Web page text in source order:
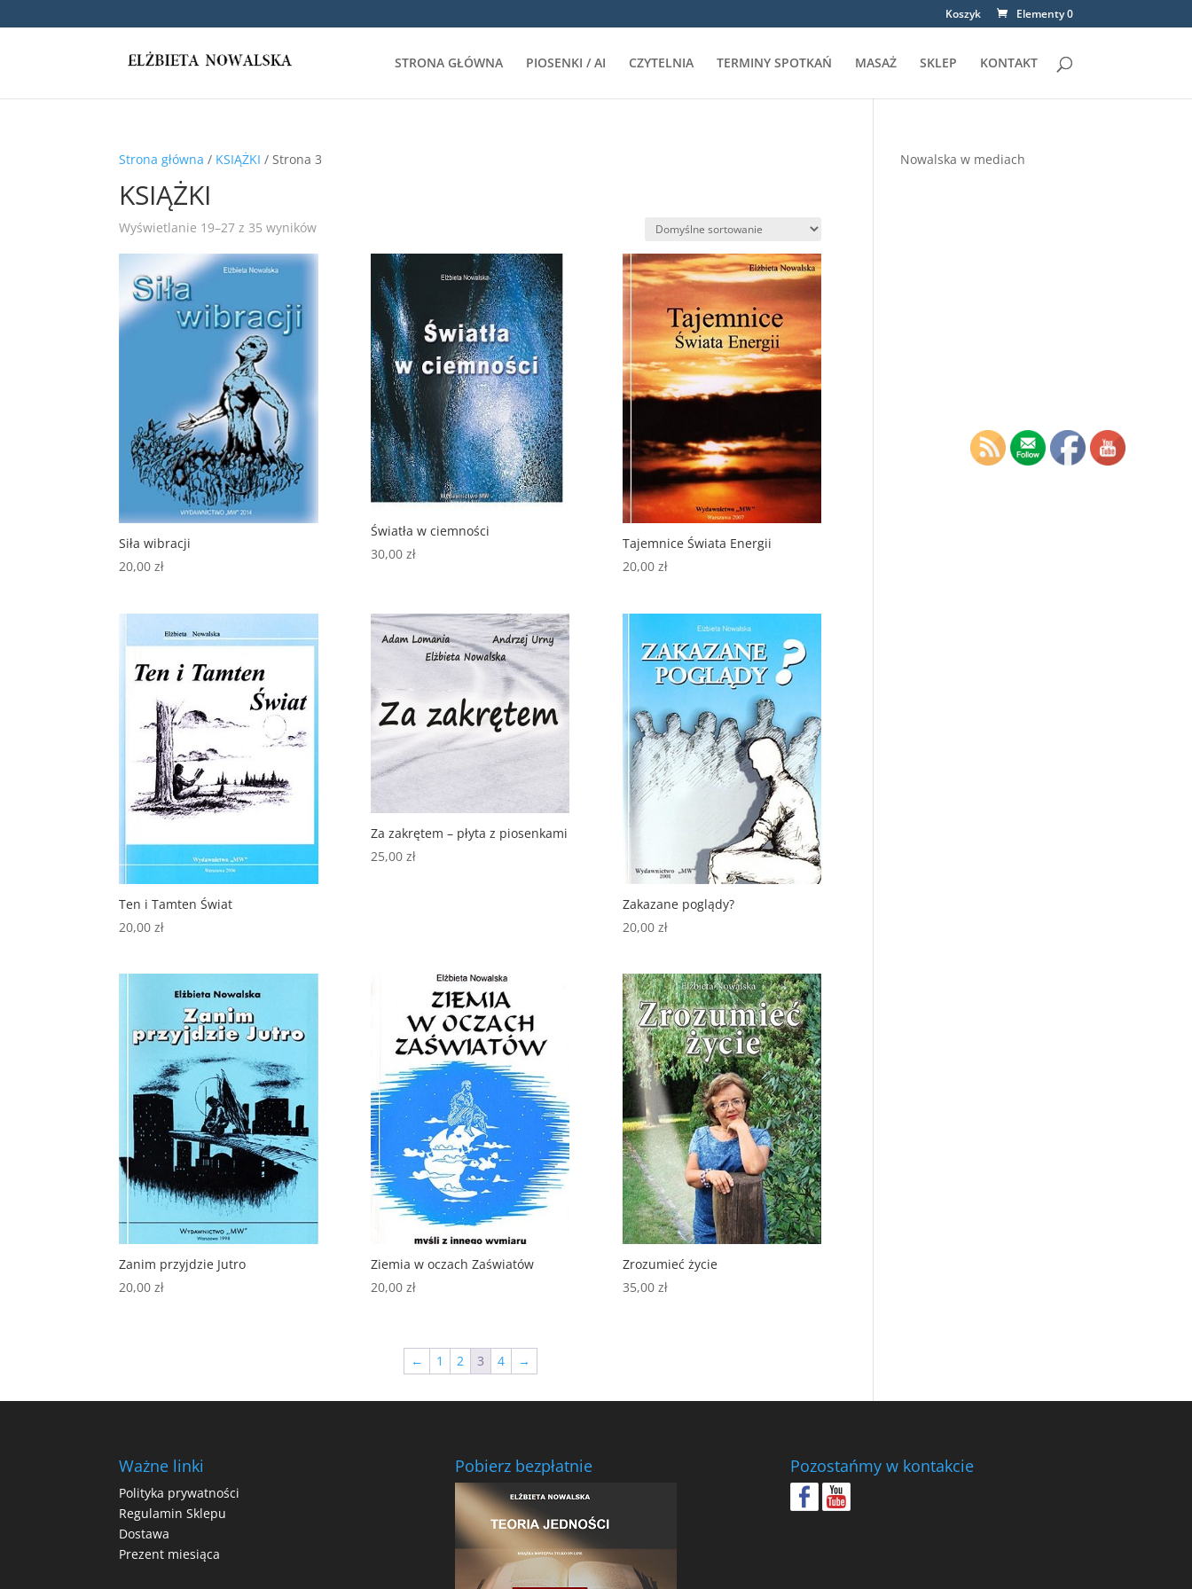
Koszyk Elementy 0
STRONA GŁÓWNA PIOSENKI / AI CZYTELNIA TERMINY SPOTKAŃ MASAŻ SKLEP KONTAKT
Strona główna / KSIĄŻKI / Strona 3
KSIĄŻKI
Wyświetlanie 19–27 z 35 wyników
Siła wibracji
20,00zł
Światła w ciemności
30,00 zł
Tajemnice Świata Energii
20,00 zł
Ten i Tamten Świat
20,00zł
Za zakrętem – płyta z piosenkami
25,00 zł
Zakazane poglądy?
20,00 zł
Zanim przyjdzie Jutro
20,00zł
Ziemia w oczach Zaświatów
20,00 zł
Zrozumieć życie
35,00 zł
← 1 2 3 4 →
Nowalska w mediach
Ważne linki
Polityka prywatności
Regulamin Sklepu
Dostawa
Prezent miesiąca
Pobierz bezpłatnie Pozostańmy w kontakcie